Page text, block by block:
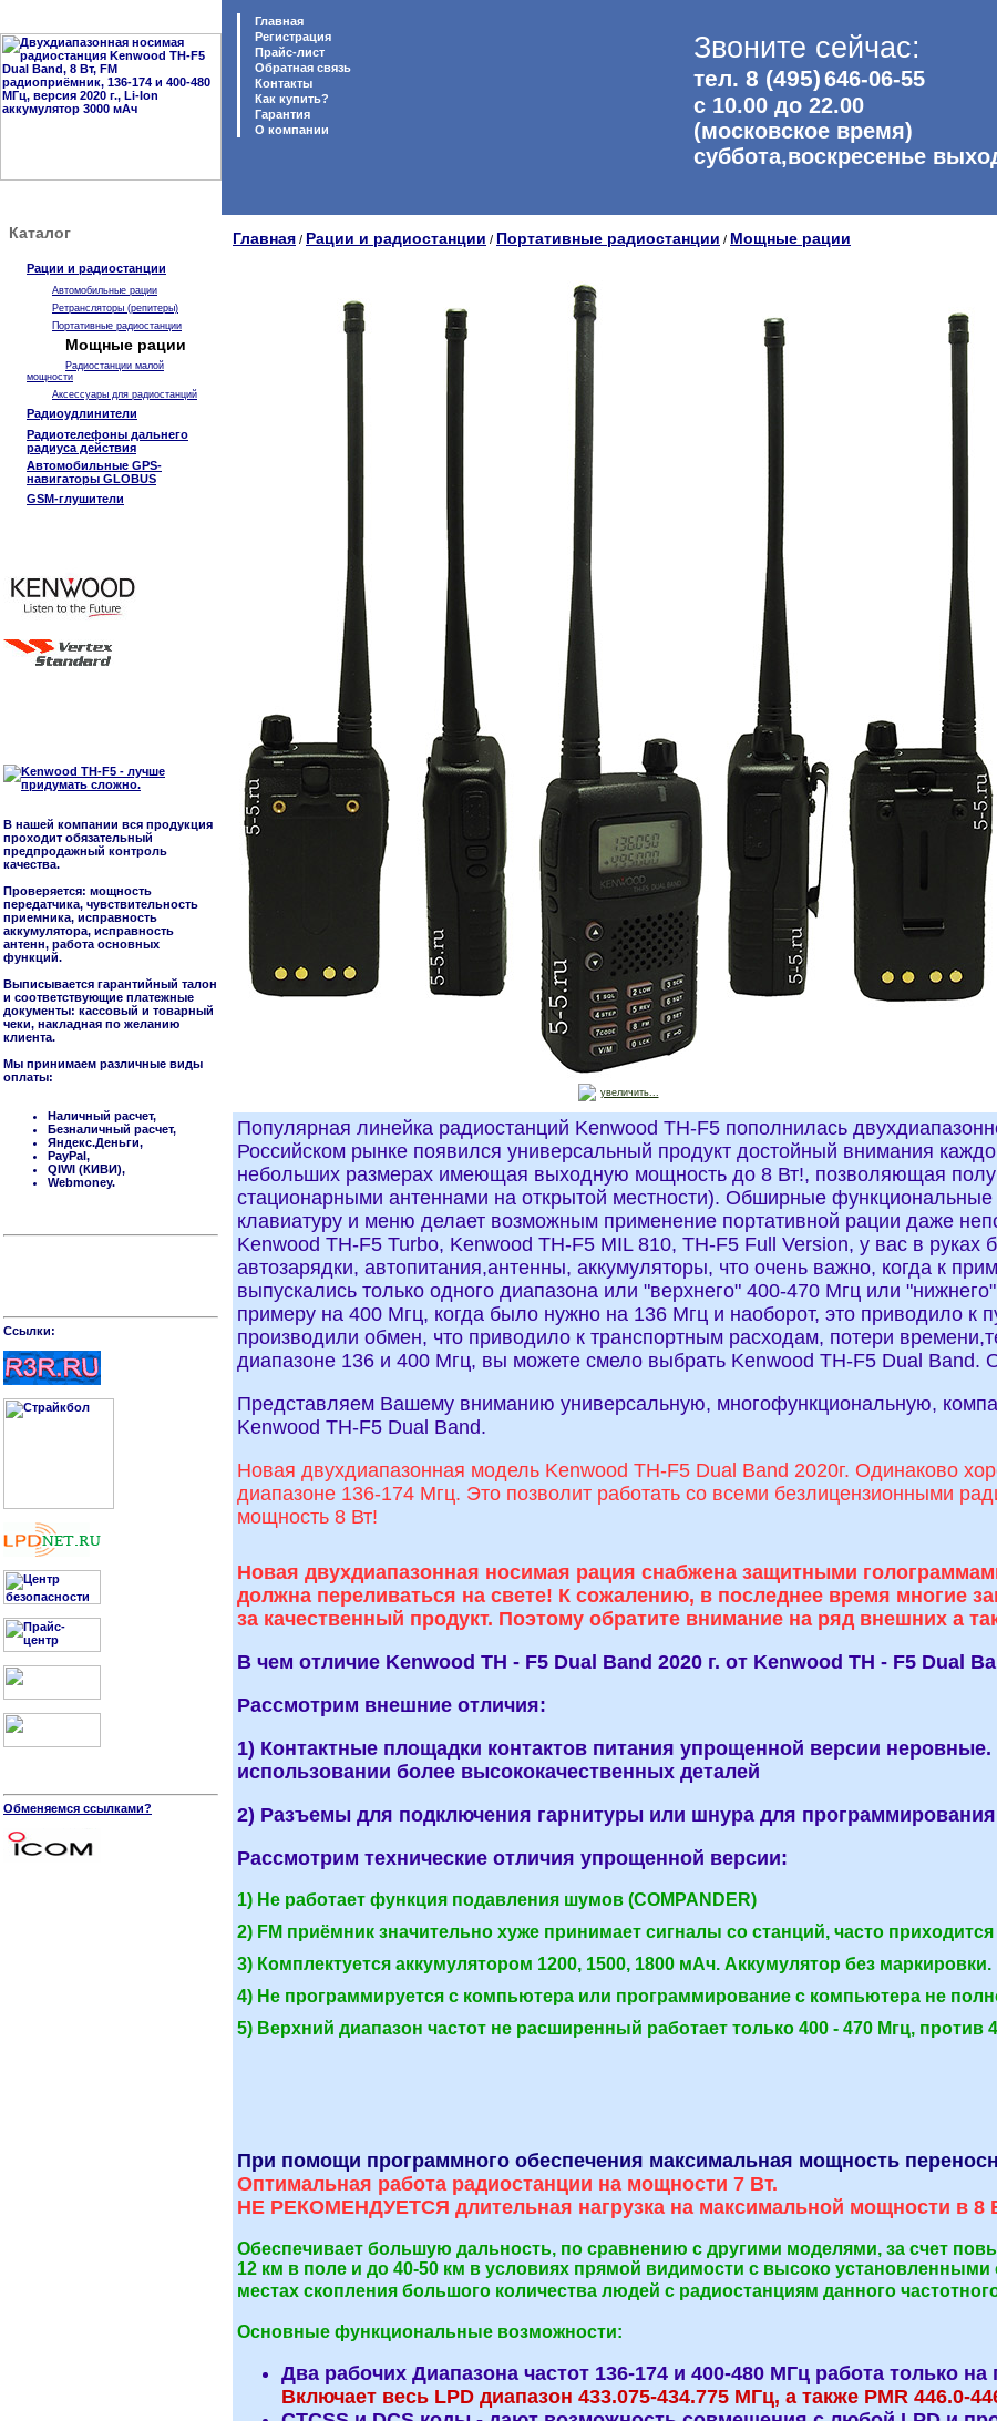
Главная
Регистрация
Прайс-лист
Обратная связь
Контакты
Как купить?
Гарантия
O компании
Звоните сейчас:
тел. 8 (495)646-06-55
с 10.00 до 22.00
(московское время)
суббота,воскресенье
Каталог
Рации и радиостанции
Автомобильные рации
Ретрансляторы (репитеры)
Портативные радиостанции
Мощные рации
Радиостанции малой
мощности
Аксессуары для радиостанций
Радиоудлинители
Радиотелефоны дальнего
радиуса действия
Автомобильные GPS-
навигаторы GLOBUS
GSM-глушители
В нашей компании вся продукция
проходит обязательный
предпродажный контроль
качества.
Проверяется: мощность
передатчика, чувствительность
приемника, исправность
аккумулятора, исправность
антенн, работа основных
функций.
Выписывается гарантийный талон
и соответствующие платежные
документы: кассовый и товарный
чеки, накладная по желанию
клиента.
Мы принимаем различные виды
оплаты:
Наличный расчет,
Безналичный расчет,
Яндекс.Деньги,
PayPal,
QIWI (КИВИ),
Webmoney.
Cсылки:
Обменяемся ссылками?
Главная / Рации и радиостанции / Портативные радиостанции / Мощные рации
увеличить...
Популярная линейка радиостанций Kenwood TH-F5 пополнилась
Российском рынке появился универсальный продукт достойный внимания
небольших размерах имеющая выходную мощность до 8 Вт!, позволяющая
стационарными антеннами на открытой местности). Обширные функциональные
клавиатуру и меню делает возможным применение портативной рации даже
Kenwood TH-F5 Turbo, Kenwood TH-F5 MIL 810, TH-F5 Full Version, у вас в
автозарядки, автопитания,антенны, аккумуляторы, что очень важно, когда к
выпускались только одного диапазона или "верхнего" 400-470 Мгц или
примеру на 400 Мгц, когда было нужно на 136 Мгц и наоборот, это приводило
производили обмен, что приводило к транспортным расходам, потери
диапазоне 136 и 400 Мгц, вы можете смело выбрать Kenwood TH-F5 Dual
Представляем Вашему вниманию универсальную, многофункциональную,
Kenwood TH-F5 Dual Band.
Новая двухдиапазонная модель Kenwood TH-F5 Dual Band 2020г. Одинаково
диапазоне 136-174 Мгц. Это позволит работать со всеми безлицензионными
мощность 8 Вт!
Новая двухдиапазонная носимая рация снабжена защитными
должна переливаться на свете! К сожалению, в последнее время многие
за качественный продукт. Поэтому обратите внимание на ряд внешних а
В чем отличие Kenwood TH - F5 Dual Band 2020 г. от Kenwood TH - F5 Dual
Рассмотрим внешние отличия:
1) Контактные площадки контактов питания упрощенной версии
использовании более высококачественных деталей
2) Разъемы для подключения гарнитуры или шнура для
Рассмотрим технические отличия упрощенной версии:
1) Не работает функция подавления шумов (COMPANDER)
2) FM приёмник значительно хуже принимает сигналы со станций, часто
3) Комплектуется аккумулятором 1200, 1500, 1800 мАч. Аккумулятор без
4) Не программируется с компьютера или программирование с компьютера не
5) Верхний диапазон частот не расширенный работает только 400 - 470 Мгц, против
При помощи программного обеспечения максимальная мощность
Оптимальная работа радиостанции на мощности 7 Вт.
НЕ РЕКОМЕНДУЕТСЯ длительная нагрузка на максимальной мощности в 8
Обеспечивает большую дальность, по сравнению с другими моделями, за счет
12 км в поле и до 40-50 км в условиях прямой видимости с высоко
местах скопления большого количества людей с радиостанциям данного
Основные функциональные возможности:
Два рабочих Диапазона частот 136-174 и 400-480 МГц работа только
Включает весь LPD диапазон 433.075-434.775 МГц, а также PMR 446.0-